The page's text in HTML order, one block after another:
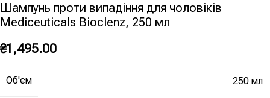
Шампунь проти випадіння для чоловіків
Mediceuticals Bioclenz, 250 мл
₴1,495.00
Об'єм 250 мл